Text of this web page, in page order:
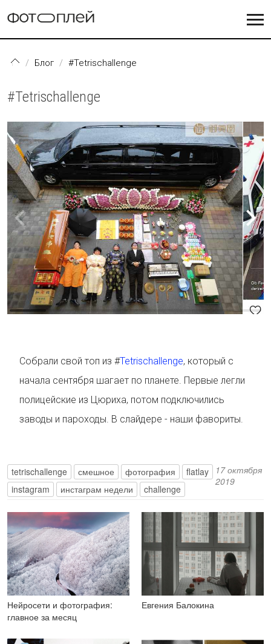
Блог #Tetrisсhallenge
#Tetrisсhallenge
Собрали свой топ из #Tetrisсhallenge, который с
начала сентября шагает по планете. Первые легли
полицейские из Цюриха, потом подключились
заводы и пароходы. В слайдере - наши фавориты.
tetrischallenge смешное фотография
flatlay
instagram
инстаграм недели challenge
17 октября
2019
Нейросети и фотография:
главное за месяц
Евгения Балокина